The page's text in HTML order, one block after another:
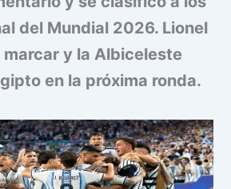
del Mundial 2026. Lionel
y la Albiceleste
en la próxima ronda.